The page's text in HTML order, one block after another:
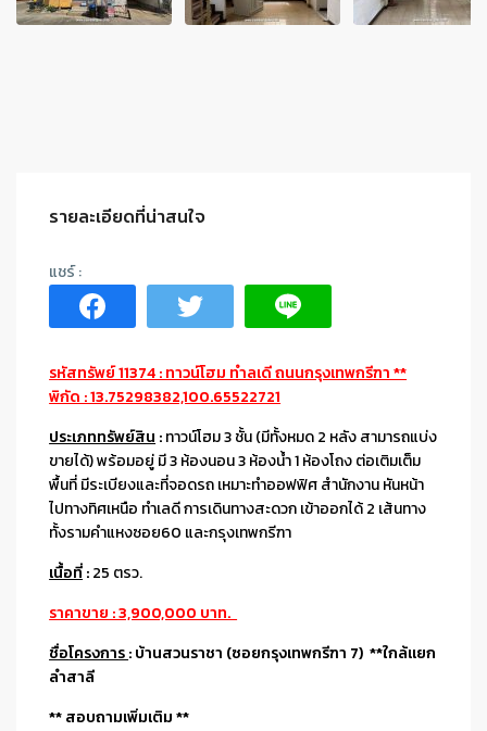
รายละเอียดที่น่าสนใจ
รหัสทรัพย์ 11374 : ทาวน์โฮม ทำลเดี ถนนกรุงเทพกรีฑา **
พิกัด : 13.75298382,100.65522721
ประเภททรัพย์สิน :ทาวน์โฮม 3 ชั้น (มีทั้งหมด 2 หลัง สามารถแบ่ง
ขายได้) พร้อมอยู่ มี 3 ห้องนอน 3 ห้องน้ำ 1 ห้องโถง ต่อเติมเต็ม
พื้นที่ มีระเบียงและที่จอดรถ เหมาะทำออฟฟิศ สำนักงาน หันหน้า
ไปทางทิศเหนือ ทำเลดี การเดินทางสะดวก เข้าออกได้ 2 เส้นทาง
ทั้งรามคำแหงซอย60 และกรุงเทพกรีฑา
เนื้อที่:25 ตรว.
ราคาขาย : 3,900,000 บาท.
ชื่อโครงการ: บ้านสวนราชา (ซอยกรุงเทพกรีฑา 7) **ใกล้แยก
ลำสาลี
** สอบถามเพิ่มเติม **